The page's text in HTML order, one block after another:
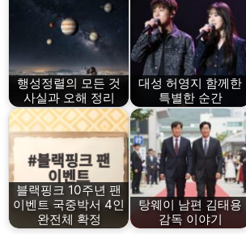
행성정렬의 모든 것
사실과 오해 정리
대성 허영지 함께한
특별한 순간
블랙핑크 10주년 팬
이벤트 국중박서 4인
완전체 확정
탕웨이 남편 김태용
감독 이야기